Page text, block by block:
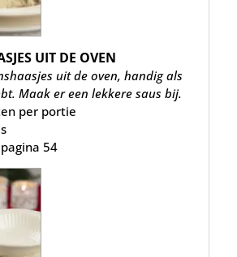
UIT DE OVEN
uit de oven, handig als
Maak er een lekkere saus bij.
per portie
pagina 54